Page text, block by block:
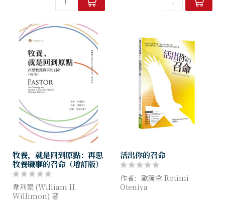
技巧，將是門徒訓練、領袖培
代打造服事生命的基石。
牧養，就是回到原點：再思
牧養職事的召命（增訂版）
韋利蒙 (William H.
Willimon) 著
活出你的召命
作者：歐騰拿 Rotimi
Oteniya